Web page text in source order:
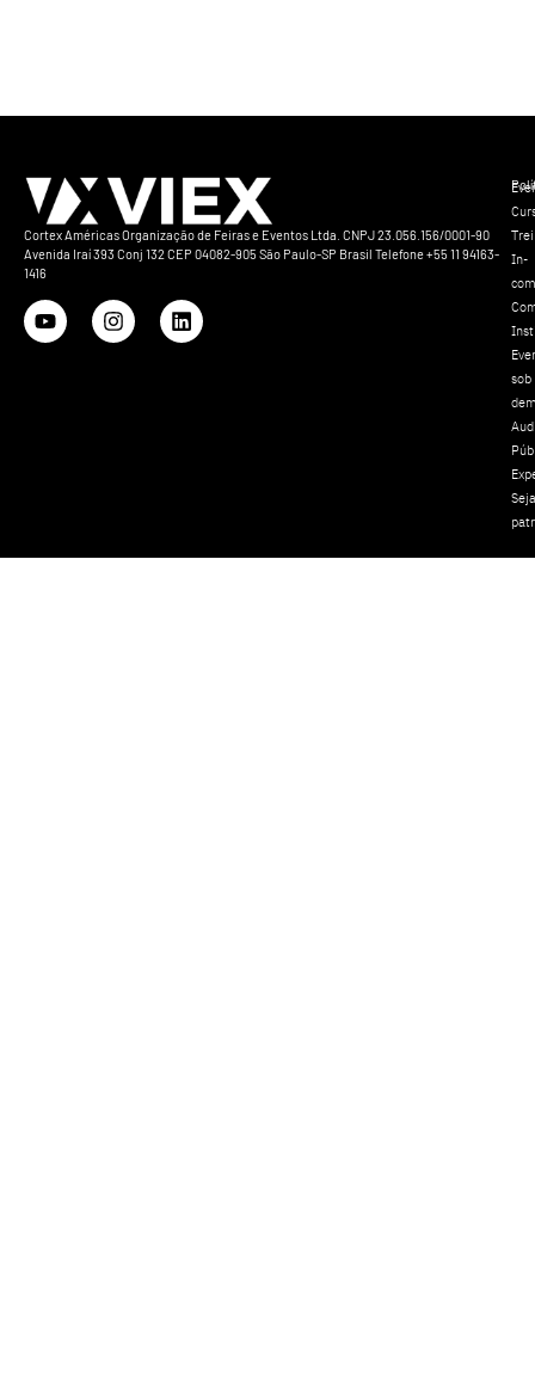
Cortex Américas Organização de Feiras e Eventos Ltda. CNPJ 23.056.156/0001-90
Avenida Iraí 393 Conj 132 CEP 04082-905 São Paulo-SP Brasil Telefone +55 11 94163-
1416
In-
sob